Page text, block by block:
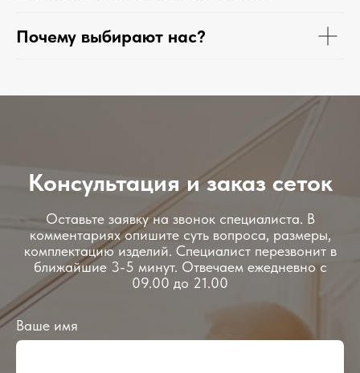
Почему выбирают нас?
Консультация и заказ сеток
Оставьте заявку на звонок специалиста. В
комментариях опишите суть вопроса, размеры,
комплектацию изделий. Специалист перезвонит в
ближайшие 3-5 минут. Отвечаем ежедневно с
09.00 до 21.00
Ваше имя